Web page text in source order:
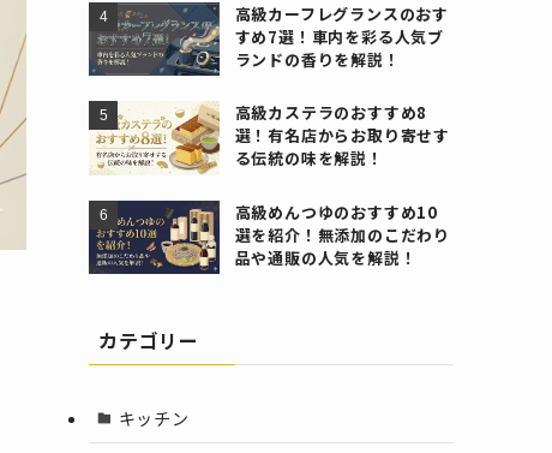
高級カーフレグランスのおす
すめ7選！車内を彩る人気ブ
ランドの香りを解説！
高級カステラのおすすめ8
選！有名店からお取り寄せす
る伝統の味を解説！
高級めんつゆのおすすめ10
選を紹介！無添加のこだわり
品や通販の人気を解説！
カテゴリー
キッチン